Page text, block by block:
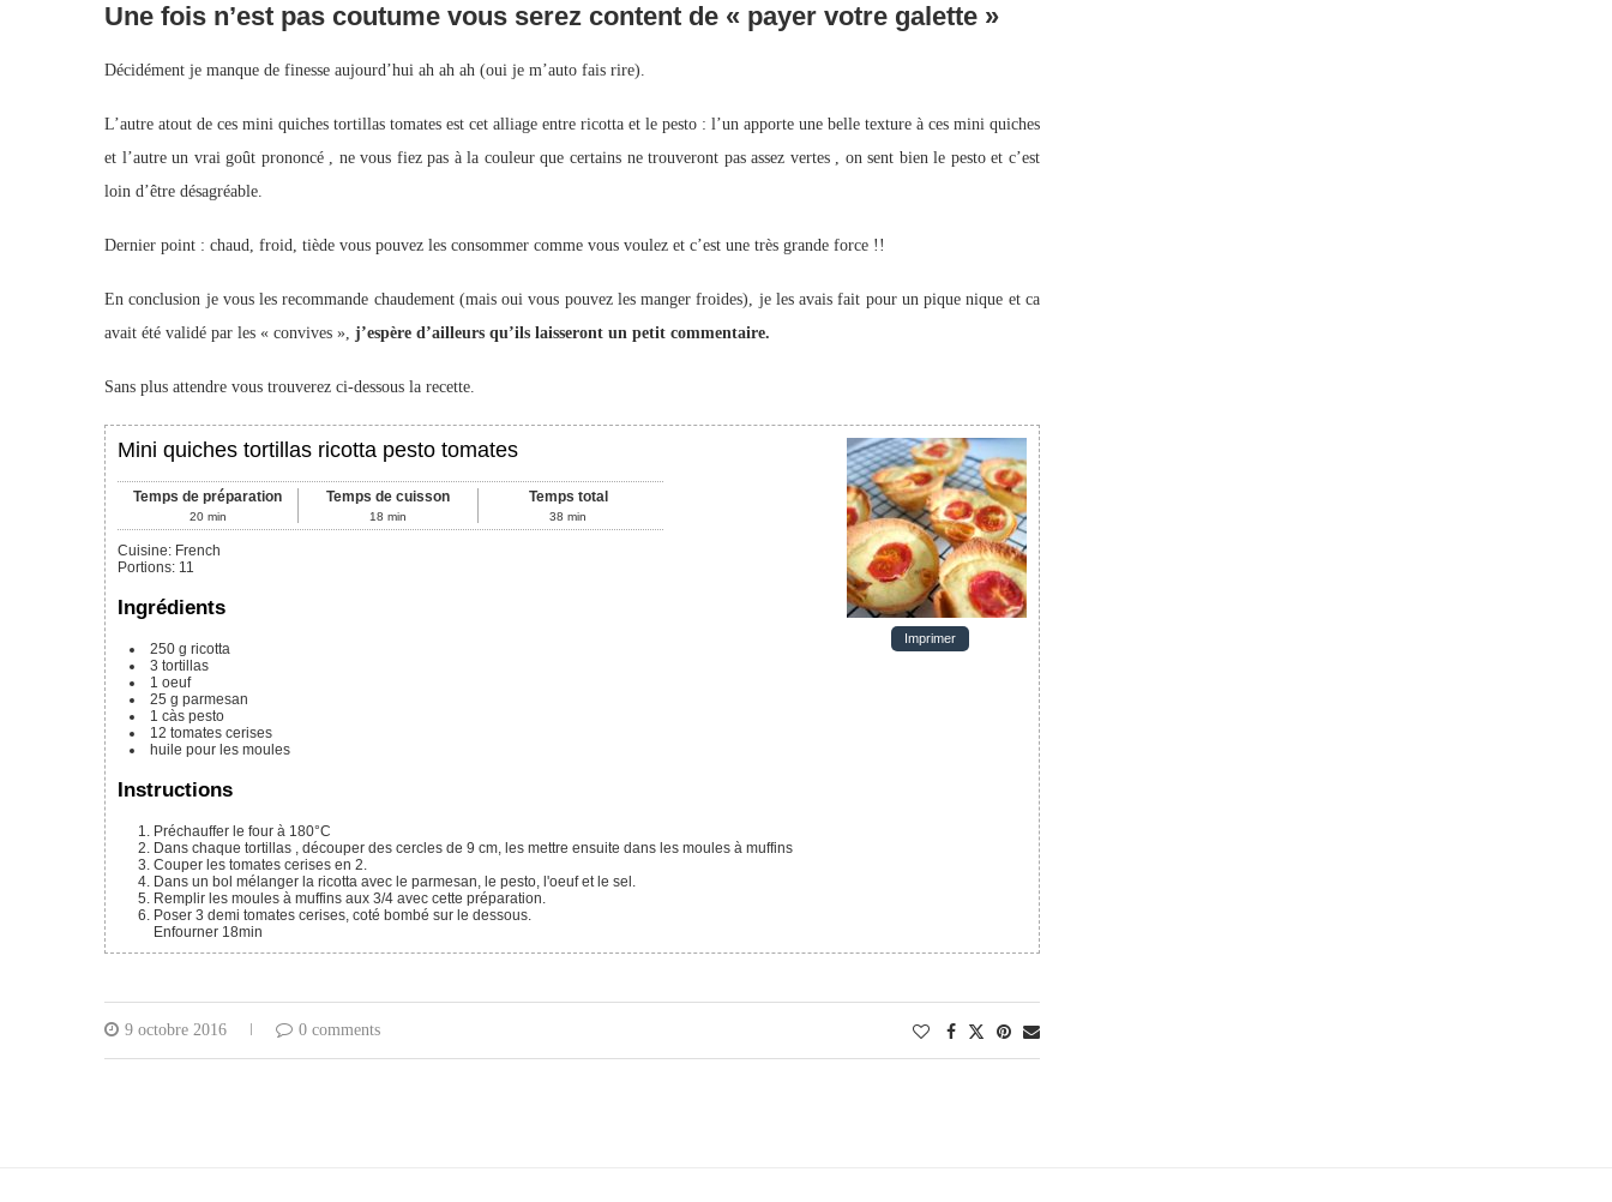
Une fois n’est pas coutume vous serez content de « payer votre galette »
Décidément je manque de finesse aujourd’hui ah ah ah (oui je m’auto fais rire).
L’autre atout de ces mini quiches tortillas tomates est cet alliage entre ricotta et le pesto : l’un apporte une belle texture à ces mini quiches
et l’autre un vrai goût prononcé , ne vous fiez pas à la couleur que certains ne trouveront pas assez vertes , on sent bien le pesto et c’est
loin d’être désagréable.
Dernier point : chaud, froid, tiède vous pouvez les consommer comme vous voulez et c’est une très grande force !!
En conclusion je vous les recommande chaudement (mais oui vous pouvez les manger froides), je les avais fait pour un pique nique et ca
avait été validé par les « convives », j’espère d’ailleurs qu’ils laisseront un petit commentaire.
Sans plus attendre vous trouverez ci-dessous la recette.
Imprimer
Mini quiches tortillas ricotta pesto tomates
Temps de préparation
20 min
Temps de cuisson
18 min
Temps total
38 min
Cuisine: French
Portions: 11
Ingrédients
250 g ricotta
3 tortillas
1 oeuf
25 g parmesan
1 càs pesto
12 tomates cerises
huile pour les moules
Instructions
Préchauffer le four à 180°C
Dans chaque tortillas , découper des cercles de 9 cm, les mettre ensuite dans les moules à muffins
Couper les tomates cerises en 2.
Dans un bol mélanger la ricotta avec le parmesan, le pesto, l'oeuf et le sel.
Remplir les moules à muffins aux 3/4 avec cette préparation.
Poser 3 demi tomates cerises, coté bombé sur le dessous.
Enfourner 18min
9 octobre 2016 0 comments